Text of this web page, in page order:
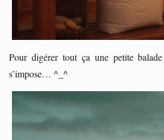
Pour digérer tout ça une petite
s’impose… ^_^